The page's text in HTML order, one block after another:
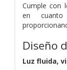
Cumple con
en
Diseño
Luz fluida,